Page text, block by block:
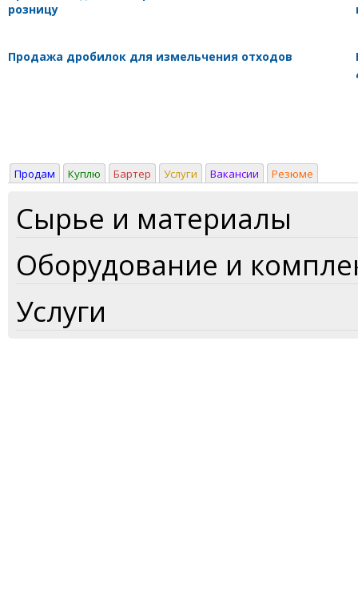
розницу
Продажа дробилок для измельчения отходов
Продам Куплю Бартер Услуги Вакансии Резюме
Сырье и материалы
Оборудование и
Услуги